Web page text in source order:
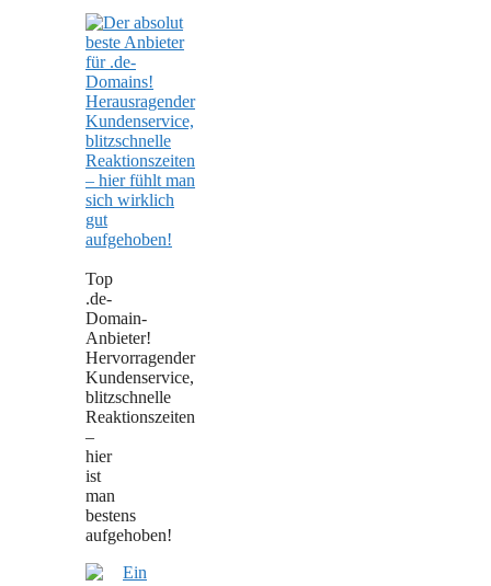
Top
.de-
Domain-
Anbieter!
Hervorragender
Kundenservice,
blitzschnelle
Reaktionszeiten
–
hier
ist
man
bestens
aufgehoben!